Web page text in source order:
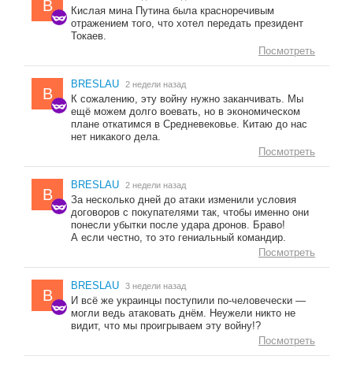
B
Кислая мина Путина была красноречивым
отражением того, что хотел передать президент
Токаев.
Посмотреть
B
BRESLAU 2 недели назад
К сожалению, эту войну нужно заканчивать. Мы
ещё можем долго воевать, но в экономическом
плане откатимся в Средневековье. Китаю до нас
нет никакого дела.
Посмотреть
B
BRESLAU 2 недели назад
За несколько дней до атаки изменили условия
договоров с покупателями так, чтобы именно они
понесли убытки после удара дронов. Браво!
А если честно, то это гениальный командир.
Посмотреть
B
BRESLAU 3 недели назад
И всё же украинцы поступили по-человечески —
могли ведь атаковать днём. Неужели никто не
видит, что мы проигрываем эту войну!?
Посмотреть